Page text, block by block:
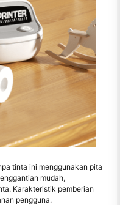
tinta ini menggunakan pita
mudah,
Karakteristik pemberian
pengguna.